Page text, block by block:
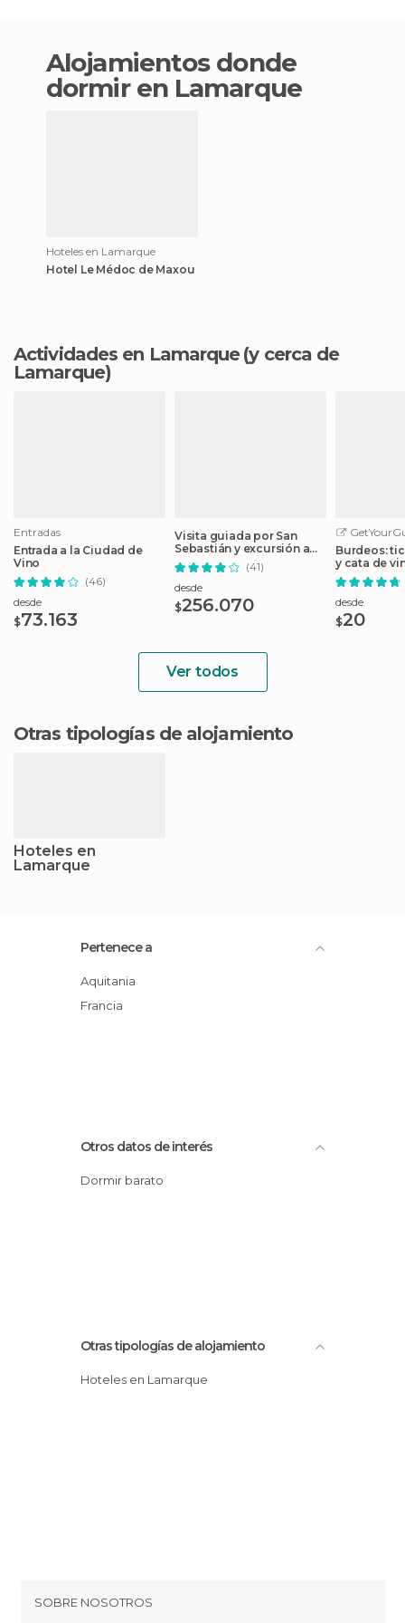
Alojamientos donde
dormir en Lamarque
Hoteles en Lamarque
Hotel Le Médoc de Maxou
Actividades en Lamarque (y cerca de
Lamarque)
Entradas
Entrada a la Ciudad de
Vino
(46)
desde
$73.163
Visita guiada por San
Sebastián y excursión a
Biarritz y Bayona
(41)
desde
$256.070
Burdeos:
y cata de
du Vin
desde
$20
Ver todos
Otras tipologías de alojamiento
Hoteles en
Lamarque
Pertenece a
Aquitania
Francia
Otros datos de interés
Dormir barato
Otras tipologías de alojamiento
Hoteles en Lamarque
SOBRE NOSOTROS